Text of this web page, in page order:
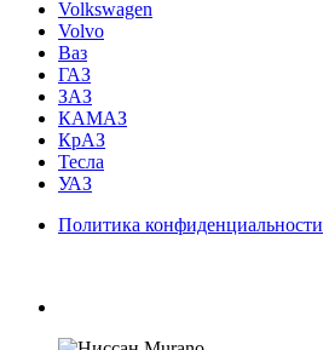
Volkswagen
Volvo
Ваз
ГАЗ
ЗАЗ
КАМАЗ
КрАЗ
Тесла
УАЗ
Политика конфиденциальности